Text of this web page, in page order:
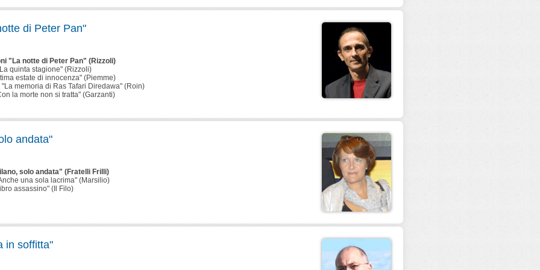
di Peter Pan"
"La notte di Peter Pan" (Rizzoli)
quinta stagione" (Rizzoli)
estate di innocenza" (Piemme)
memoria di Ras Tafari Diredawa" (Roin)
la morte non si tratta" (Garzanti)
andata"
solo andata" (Fratelli Frilli)
una sola lacrima" (Marsilio)
assassino" (Il Filo)
in soffitta"